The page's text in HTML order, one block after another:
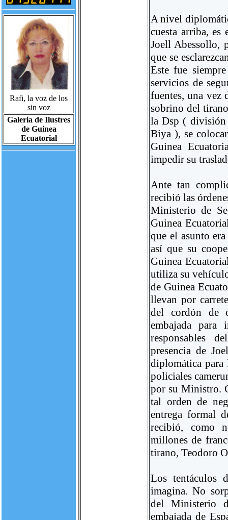
Rafi, la voz de los
sin voz
Galeria de Ilustres
de Guinea
Ecuatorial
A nivel
cuesta arriba, es
Joell Abessollo,
que se
Este fue
servicios de
fuentes, una vez
sobrino del
la Dsp ( división
Biya ), se
Guinea
impedir su
Ante tan
recibió las
Ministerio de
Guinea
que el asunto
así que su
Guinea
utiliza su
de Guinea
llevan por
del cordón de
embajada para
responsables
presencia de
diplomática para
policiales
por su Ministro.
tal orden de
entrega formal
recibió, como
millones de
tirano, Teodoro
Los tentáculos
imagina. No
del Ministerio
embajada de